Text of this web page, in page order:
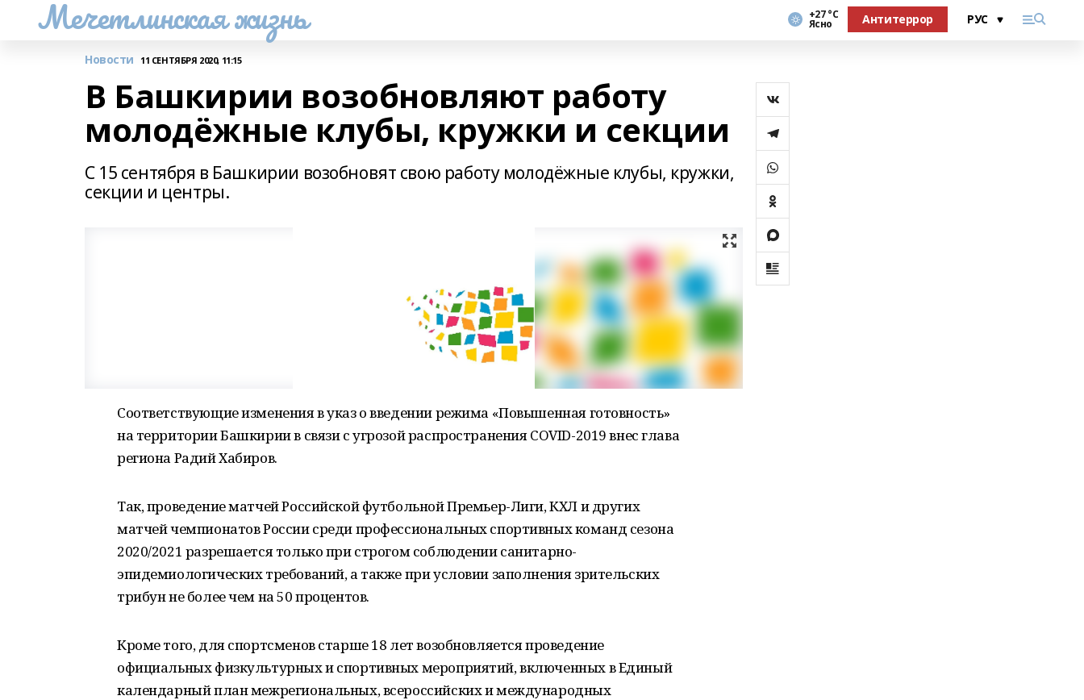
Мечетлинская жизнь +27 °С
Ясно Антитеррор
Новости 11 СЕНТЯБРЯ 2020, 11:15
В Башкирии возобновляют работу
молодёжные клубы, кружки и секции
С 15 сентября в Башкирии возобновят свою работу молодёжные клубы, кружки,
секции и центры.
Соответствующие изменения в указ о введении режима «Повышенная готовность»
на территории Башкирии в связи с угрозой распространения COVID-2019 внес глава
региона Радий Хабиров.
Так, проведение матчей Российской футбольной Премьер-Лиги, КХЛ и других
матчей чемпионатов России среди профессиональных спортивных команд сезона
2020/2021 разрешается только при строгом соблюдении санитарно-
эпидемиологических требований, а также при условии заполнения зрительских
трибун не более чем на 50 процентов.
Кроме того, для спортсменов старше 18 лет возобновляется проведение
официальных физкультурных и спортивных мероприятий, включенных в Единый
календарный план межрегиональных, всероссийских и международных